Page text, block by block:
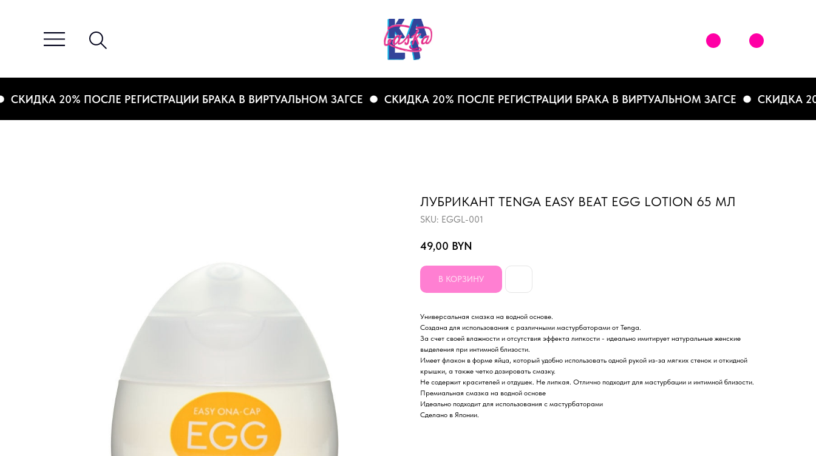
20% ПОСЛЕ РЕГИСТРАЦИИ БРАКА В ВИРТУАЛЬНОМ ЗАГСЕ СКИДКА 20% ПОСЛЕ РЕГИСТРАЦИИ БРАКА В ВИРТУАЛЬНОМ ЗАГСЕ СКИДКА 20%
ЛУБРИКАНТ TENGA EASY BEAT EGG LOTION 65 МЛ
SKU: EGGL-001
49,00 BYN
В КОРЗИНУ
Универсальная смазка на водной основе.
Создана для использования с различными мастурбаторами от Tenga.
За счет своей влажности и отсутствия эффекта липкости - идеально имитирует натуральные женские
выделения при интимной близости.
Имеет флакон в форме яйца, который удобно использовать одной рукой из-за мягких стенок и откидной
крышки, а также четко дозировать смазку.
Не содержит красителей и отдушек. Не липкая. Отлично подходит для мастурбации и интимной близости.
Премиальная смазка на водной основе
Идеально подходит для использования с мастурбаторами
Сделано в Японии.